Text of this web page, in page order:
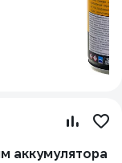
аккумулятора